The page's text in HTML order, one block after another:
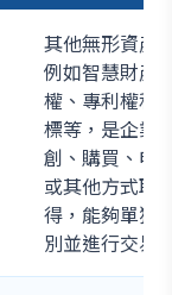
其他無形資產
例如智慧財產
權、專利權和
標等，是企業
創、購買、申
或其他方式取
得，能夠單獨
別並進行交易